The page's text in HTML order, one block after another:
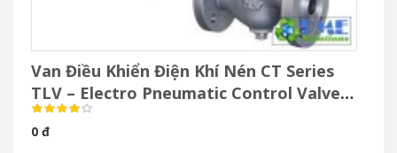
Van Điều Khiển Điện Khí Nén CT Series
TLV – Electro Pneumatic Control Valve
Cho Hơi Nước
0 đ